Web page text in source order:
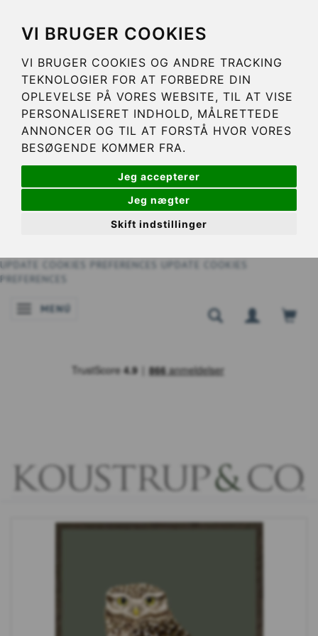
VI BRUGER COOKIES
VI BRUGER COOKIES OG ANDRE TRACKING
TEKNOLOGIER FOR AT FORBEDRE DIN
OPLEVELSE PÅ VORES WEBSITE, TIL AT VISE
PERSONALISERET INDHOLD, MÅLRETTEDE
ANNONCER OG TIL AT FORSTÅ HVOR VORES
BESØGENDE KOMMER FRA.
Jeg accepterer
Jeg nægter
Skift indstillinger
UPDATE COOKIES PREFERENCES
UPDATE COOKIES
PREFERENCES
NAVEGACIÓN DE PALANCA
MENÚ